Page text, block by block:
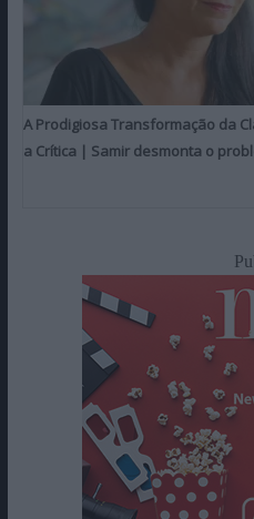
A Prodigiosa Transformação da
a Crítica | Samir desmonta o